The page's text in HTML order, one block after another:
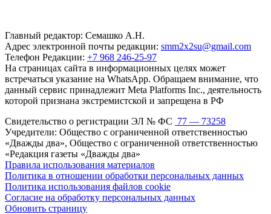
Главный редактор: Семашко А.Н.
Адрес электронной почты редакции: smm2x2su@gmail.com
Телефон Редакции: +7 968 246-25-97
На страницах сайта в информационных целях может
встречаться указание на WhatsApp. Обращаем внимание, что
данный сервис принадлежит Meta Platforms Inc., деятельность
которой признана экстремистской и запрещена в РФ
Свидетельство о регистрации ЭЛ № ФС 77 — 73258
Учредители: Общество с ограниченной ответственностью
«Дважды два», Общество с ограниченной ответственностью
«Редакция газеты «Дважды два»
Правила использования материалов
Политика в отношении обработки персональных данных
Политика использования файлов cookie
Согласие на обработку персональных данных
Обновить страницу